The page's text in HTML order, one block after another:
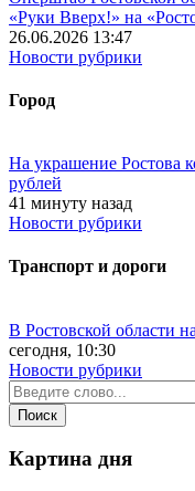
«Руки Вверх!» на
26.06.2026 13:47
Новости рубрики
Город
На украшение Ростова
рублей
41 минуту назад
Новости рубрики
Транспорт и дороги
В Ростовской области
сегодня, 10:30
Новости рубрики
Картина дня